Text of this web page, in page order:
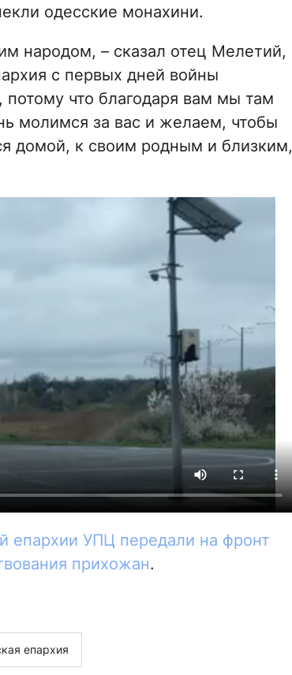
одесские монахини.
народом, – сказал отец Мелетий,
с первых дней войны
что благодаря вам мы там
молимся за вас и желаем, чтобы
домой, к своим родным и близким,
епархии УПЦ передали на фронт
прихожан.
епархия